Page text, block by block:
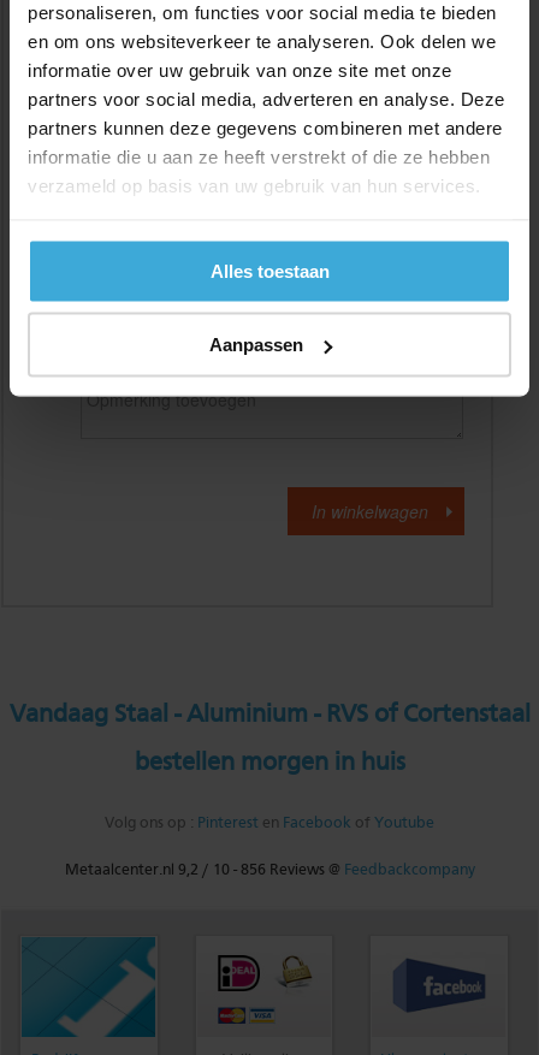
personaliseren, om functies voor social media te bieden
en om ons websiteverkeer te analyseren. Ook delen we
informatie over uw gebruik van onze site met onze
partners voor social media, adverteren en analyse. Deze
partners kunnen deze gegevens combineren met andere
informatie die u aan ze heeft verstrekt of die ze hebben
verzameld op basis van uw gebruik van hun services.
Alles toestaan
Aanpassen
Gewenste
lengtemaat in
(max. 2000 mm)
+/- 2 mm lengtetolerantie
Materiaalkosten
Alle bedragen zijn excl. 21% BTW
Vandaag Staal - Aluminium - RVS of Cortenstaal
bestellen morgen in huis
Volg ons op : Pinterest en Facebook of Youtube
Metaalcenter.nl 9,2 / 10 -856 Reviews @ Feedbackcompany